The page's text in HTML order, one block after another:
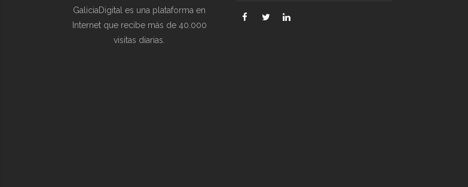
GaliciaDigital es una plataforma en
Internet que recibe más de 40.000
visitas diarias.